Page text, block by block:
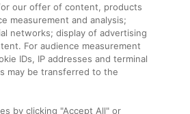
our offer of content, products
measurement and analysis;
networks; display of advertising
For audience measurement
IDs, IP addresses and terminal
may be transferred to the
by clicking "Accept All" or